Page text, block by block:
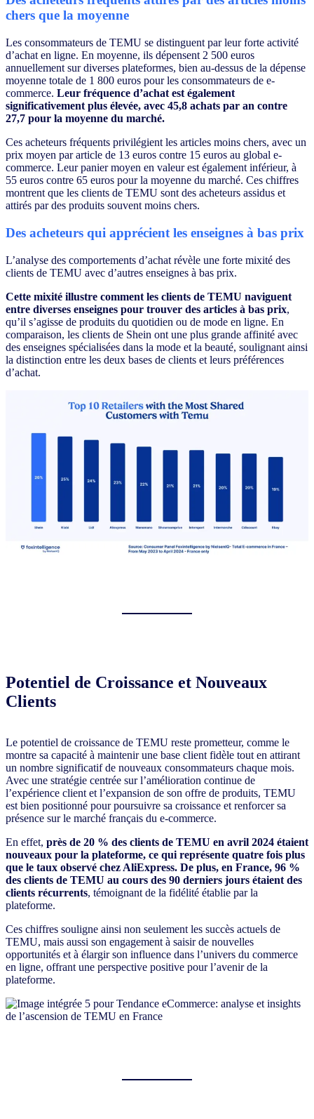
chers que la moyenne
Les consommateurs de TEMU se distinguent par leur forte activité
d’achat en ligne. En moyenne, ils dépensent 2 500 euros
annuellement sur diverses plateformes, bien au-dessus de la dépense
moyenne totale de 1 800 euros pour les consommateurs de e-
commerce. Leur fréquence d’achat est également
significativement plus élevée, avec 45,8 achats par an contre
27,7 pour la moyenne du marché.
Ces acheteurs fréquents privilégient les articles moins chers, avec un
prix moyen par article de 13 euros contre 15 euros au global e-
commerce. Leur panier moyen en valeur est également inférieur, à
55 euros contre 65 euros pour la moyenne du marché. Ces chiffres
montrent que les clients de TEMU sont des acheteurs assidus et
attirés par des produits souvent moins chers.
Des acheteurs qui apprécient les enseignes à bas prix
L’analyse des comportements d’achat révèle une forte mixité des
clients de TEMU avec d’autres enseignes à bas prix.
Cette mixité illustre comment les clients de TEMU naviguent
entre diverses enseignes pour trouver des articles à bas prix,
qu’il s’agisse de produits du quotidien ou de mode en ligne. En
comparaison, les clients de Shein ont une plus grande affinité avec
des enseignes spécialisées dans la mode et la beauté, soulignant ainsi
la distinction entre les deux bases de clients et leurs préférences
d’achat.
Potentiel de Croissance et Nouveaux
Clients
Le potentiel de croissance de TEMU reste prometteur, comme le
montre sa capacité à maintenir une base client fidèle tout en attirant
un nombre significatif de nouveaux consommateurs chaque mois.
Avec une stratégie centrée sur l’amélioration continue de
l’expérience client et l’expansion de son offre de produits, TEMU
est bien positionné pour poursuivre sa croissance et renforcer sa
présence sur le marché français du e-commerce.
En effet, près de 20 % des clients de TEMU en avril 2024 étaient
nouveaux pour la plateforme, ce qui représente quatre fois plus
que le taux observé chez AliExpress. De plus, en France, 96 %
des clients de TEMU au cours des 90 derniers jours étaient des
clients récurrents, témoignant de la fidélité établie par la
plateforme.
Ces chiffres souligne ainsi non seulement les succès actuels de
TEMU, mais aussi son engagement à saisir de nouvelles
opportunités et à élargir son influence dans l’univers du commerce
en ligne, offrant une perspective positive pour l’avenir de la
plateforme.